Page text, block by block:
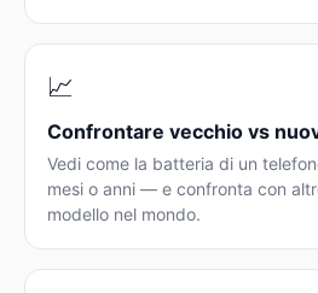
📈
Confrontare vecchio vs
Vedi come la batteria di un
mesi o anni — e confronta con
modello nel mondo.